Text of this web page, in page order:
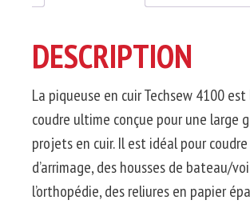
DESCRIPTION
La piqueuse en cuirTechsew4100 est
coudre ultime conçue pour une large
projets en cuir.Il est idéal pour coudre
d’arrimage, des housses de bateau/
l’orthopédie, des reliures en papier